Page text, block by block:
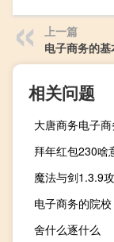
上一篇
电子商务的基
相关问题
大唐商务电子商
拜年红包230啥
魔法与剑1.3.9
电子商务的院校
舍什么逐什么